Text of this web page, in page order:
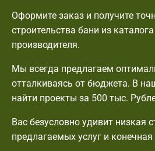
Оформите заказ и получите
строительства бани из
производителя.
Мы всегда предлагаем
отталкиваясь от бюджета. В
найти проекты за 500 тыс.
Вас безусловно удивит низкая
предлагаемых услуг и